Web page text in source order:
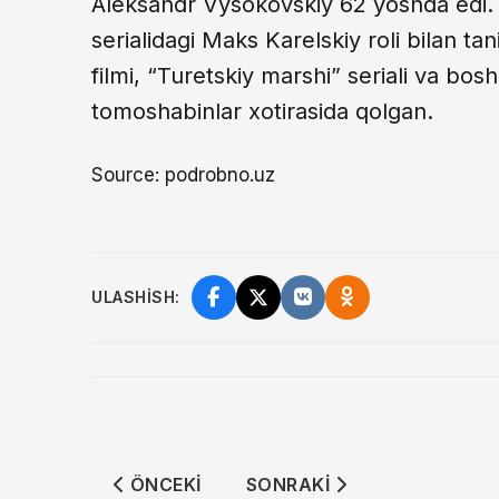
serialidagi Maks Karelskiy roli bilan
filmi, “Turetskiy marshi” seriali va
tomoshabinlar xotirasida qolgan.
Source: podrobno.uz
ULASHISH:
ÖNCEKI MAKALE: BISHKEKDA "75
ÖNCEKI SONRAKI MAKALE:
SONRAKI